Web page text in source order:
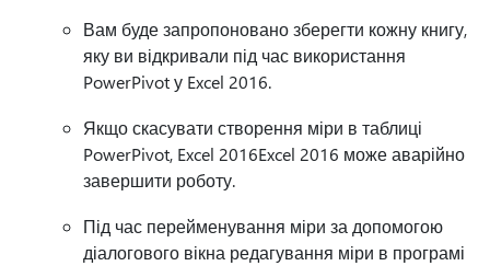
Вам буде запропоновано зберегти кожну книгу,
яку ви відкривали під час використання
PowerPivot у Excel 2016.
Якщо скасувати створення міри в таблиці
PowerPivot, Excel 2016Excel 2016 може аварійно
завершити роботу.
Під час перейменування міри за допомогою
діалогового вікна редагування міри в програмі